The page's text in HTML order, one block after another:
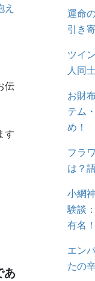
伝
す
あ
運命
引き
ツイ
人同
お財
テム
め！
フラ
は？
小網
験談
有名
エン
たの